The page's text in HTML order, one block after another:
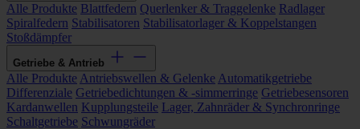
Alle Produkte Blattfedern Querlenker & Traggelenke Radlager
Spiralfedern Stabilisatoren Stabilisatorlager & Koppelstangen
Stoßdämpfer
Getriebe & Antrieb
Alle Produkte Antriebswellen & Gelenke Automatikgetriebe
Differenziale Getriebedichtungen & -simmerringe Getriebesensoren
Kardanwellen Kupplungsteile Lager, Zahnräder & Synchronringe
Schaltgetriebe Schwungräder